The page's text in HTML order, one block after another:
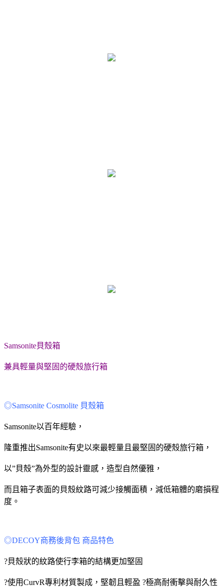
Samsonite貝殼箱
兼具輕量與堅固的硬殼旅行箱
◎Samsonite Cosmolite 貝殼箱
Samsonite以百年經驗，
隆重推出Samsonite有史以來最輕量且最堅固的硬殼旅行箱，
以”貝殼”為外型的設計靈感，造型自然優雅，
而且箱子表面的貝殼紋路可減少接觸面積，減低箱體的磨損程
度。
◎DECOY商務後背包 商品特色
?貝殼狀的紋路使行李箱的結構更加堅固
?使用CurvR專利材質製成，堅韌且輕盈 ?極高耐衝擊與耐久性